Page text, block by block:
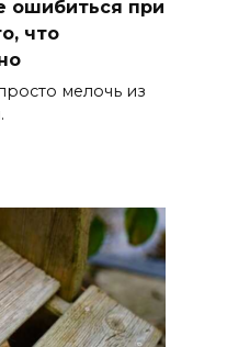
ошибиться при
что
мелочь из